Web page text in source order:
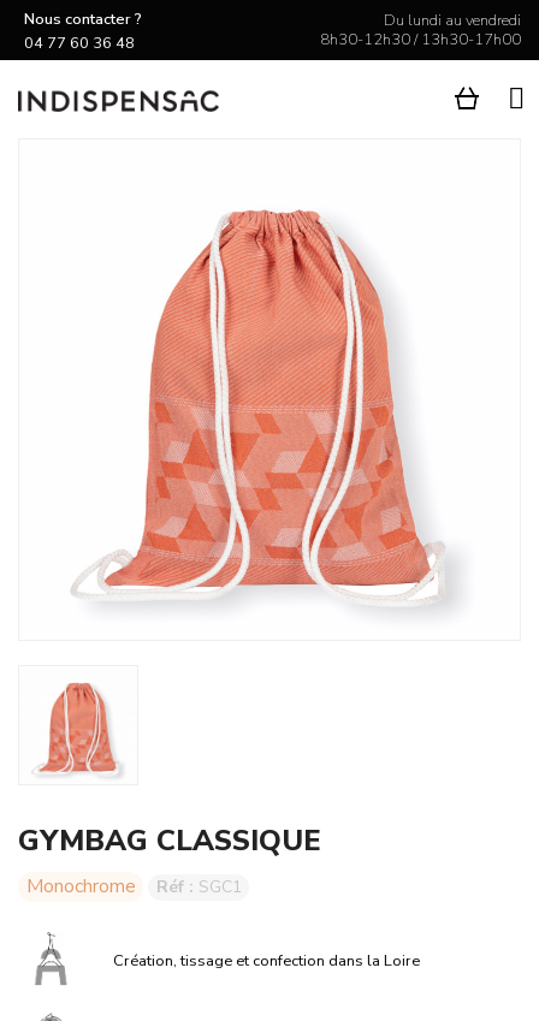
Nous contacter ?
04 77 60 36 48
Du lundi au vendredi
8h30-12h30 / 13h30-17h00

GYMBAG CLASSIQUE
Monochrome Réf : SGC1
Création, tissage et confection dans la Loire